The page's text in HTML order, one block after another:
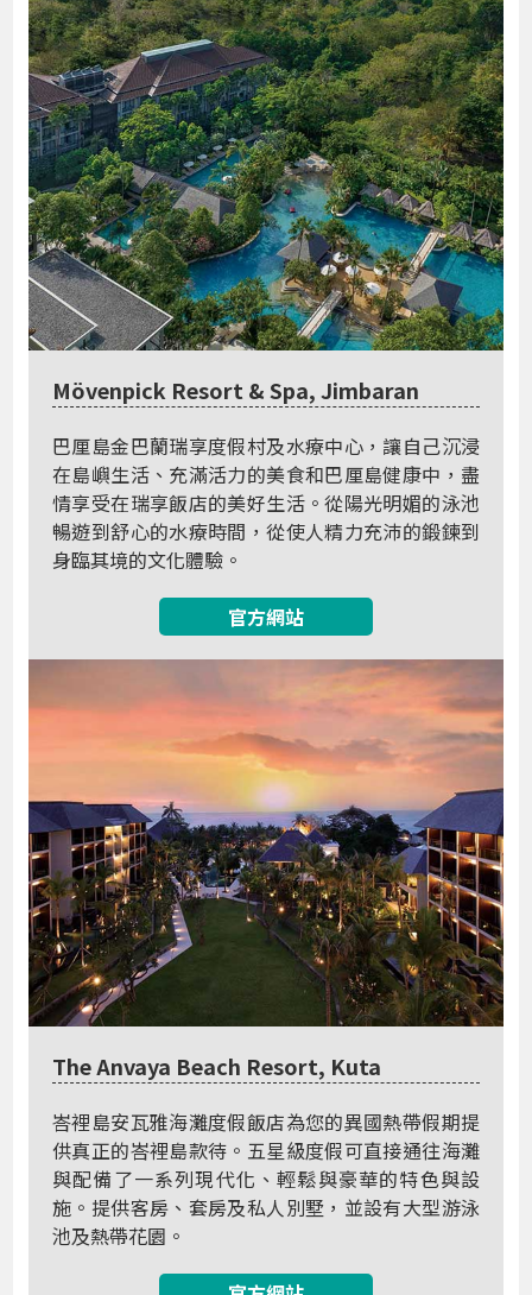
Mövenpick Resort & Spa, Jimbaran
巴厘島金巴蘭瑞享度假村及水療中心，讓自己沉浸
在島嶼生活、充滿活力的美食和巴厘島健康中，盡
情享受在瑞享飯店的美好生活。從陽光明媚的泳池
暢遊到舒心的水療時間，從使人精力充沛的鍛鍊到
身臨其境的文化體驗。
官方網站
The Anvaya Beach Resort, Kuta
峇裡島安瓦雅海灘度假飯店為您的異國熱帶假期提
供真正的峇裡島款待。五星級度假可直接通往海灘
與配備了一系列現代化、輕鬆與豪華的特色與設
施。提供客房、套房及私人別墅，並設有大型游泳
池及熱帶花園。